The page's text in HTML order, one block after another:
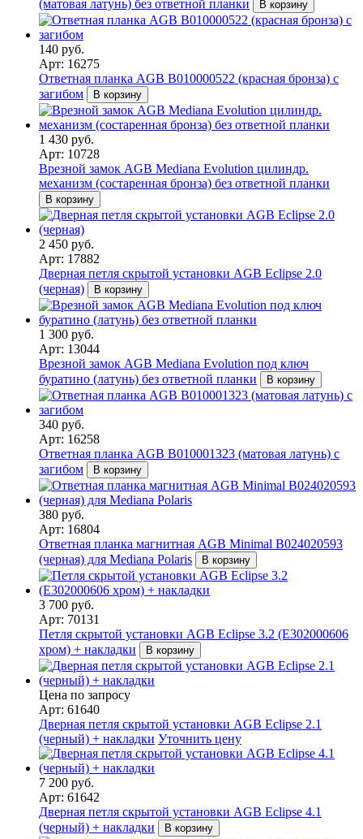
(матовая латунь) без ответной планки В корзину
140 руб.
Арт: 16275
Ответная планка AGB В010000522 (красная бронза) с
загибом
В корзину
1 430 руб.
Арт: 10728
Врезной замок AGB Mediana Evolution цилиндр.
механизм (состаренная бронза) без ответной планки
В корзину
2 450 руб.
Арт: 17882
Дверная петля скрытой установки AGB Eclipse 2.0
(черная)
В корзину
1 300 руб.
Арт: 13044
Врезной замок AGB Mediana Evolution под ключ
буратино (латунь) без ответной планки
В корзину
340 руб.
Арт: 16258
Ответная планка AGB В010001323 (матовая латунь) с
загибом
В корзину
380 руб.
Арт: 16804
Ответная планка магнитная AGB Minimal B024020593
(черная) для Mediana Polaris
В корзину
3 700 руб.
Арт: 70131
Петля скрытой установки AGB Eclipse 3.2 (Е302000606
хром) + накладки
В корзину
Цена по запросу
Арт: 61640
Дверная петля скрытой установки AGB Eclipse 2.1
(черный) + накладки Уточнить цену
7 200 руб.
Арт: 61642
Дверная петля скрытой установки AGB Eclipse 4.1
(черный) + накладки
В корзину